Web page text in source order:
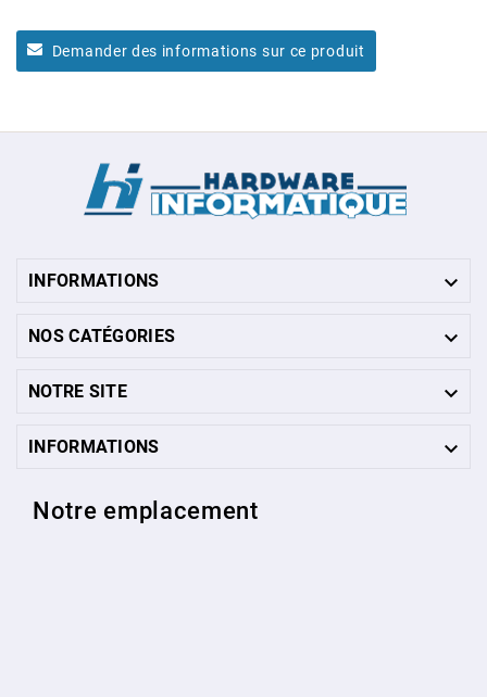
Demander des informations sur ce produit
INFORMATIONS 
NOS CATÉGORIES 
NOTRE SITE 
INFORMATIONS 
Notre emplacement